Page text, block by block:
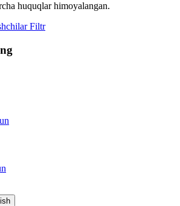
huquqlar himoyalangan.
Filtr